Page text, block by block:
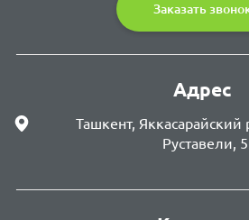
Заказать
Адрес
Ташкент,
Руставели,